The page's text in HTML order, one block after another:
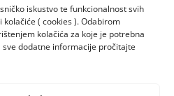
iskustvo te funkcionalnost svih
( cookies ). Odabirom
kolačića za koje je potrebna
dodatne informacije pročitajte